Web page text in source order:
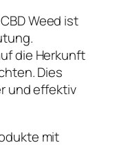
Weed ist
die Herkunft
Dies
und effektiv
mit